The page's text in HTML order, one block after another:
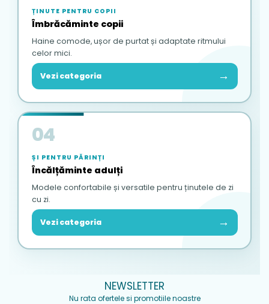
ȚINUTE PENTRU COPII
Îmbrăcăminte copii
Haine comode, ușor de purtat și adaptate ritmului
celor mici.
Vezi categoria →
04
ȘI PENTRU PĂRINȚI
Încălțăminte adulți
Modele confortabile și versatile pentru ținutele de zi
cu zi.
Vezi categoria →
NEWSLETTER
Nu rata ofertele si promotiile noastre